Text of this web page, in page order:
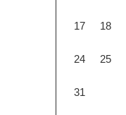
17 18
24 25
31